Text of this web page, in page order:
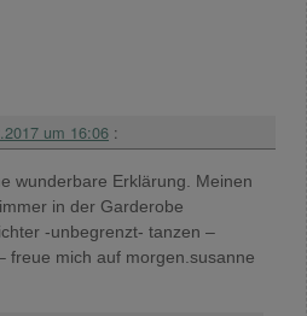
um 16:06 :
wunderbare Erklärung. Meinen
in der Garderobe
-unbegrenzt- tanzen –
freue mich auf morgen.susanne